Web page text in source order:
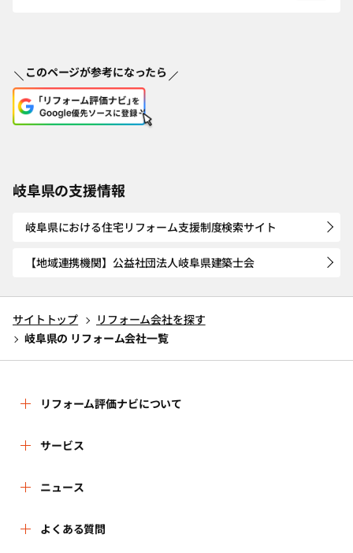
このページが参考になったら
岐阜県の支援情報
岐阜県における住宅リフォーム支援制度検索サイト
【地域連携機関】公益社団法人岐阜県建築士会
サイトトップ
リフォーム会社を探す
岐阜県の リフォーム会社一覧
リフォーム評価ナビについて
リフォーム評価ナビとは
運営体制
はじめての方へ
サービス
リフォーム会社を探す
リフォーム事例を見る
ニュース
新着情報
よくある質問